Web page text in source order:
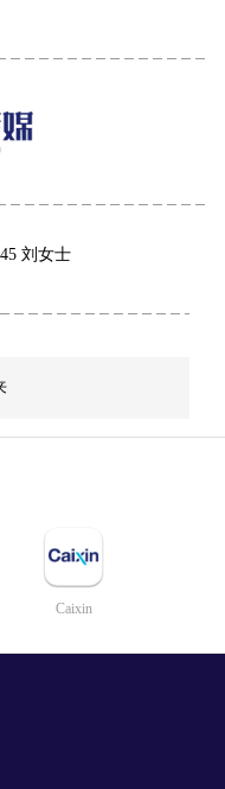
副总经理
配置？怎样应对不确
多元资产配置策略有何趋
托业如何锐意发展？刚性
恐惧之间两面摇摆”。
成为资本市场的压舱
投资结构，以及基金公司
康发展。
刘女士
Caixin